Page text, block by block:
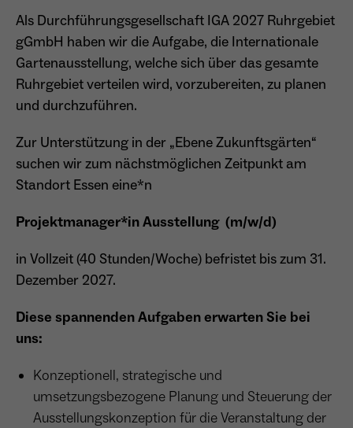
Name be_typo_user
Anbieter TYPO3
Laufzeit Ende der Sitzung
Zweck
Besucher im Typo3-Backend angemeldet ist
und die Rechte besitzt diese zu verwalten.
Anbieter Sgalinski
1 Monat
Domäne.
Laufzeit 30 Minuten
Zweck
Speichert vorübergehend Daten der
aktuellen Sitzung.
Name _pk_ref.*
Name MATOMO_SESSID
Laufzeit Sitzung
Temporäre Session-ID, ohne
Als Durchführungsgesellschaft IGA 2027 Ruhrgebiet
gGmbH haben wir die Aufgabe, die Internationale
Gartenausstellung, welche sich über das gesamte
Ruhrgebiet verteilen wird, vorzubereiten, zu planen
und durchzuführen.
Zur Unterstützung in der „Ebene Zukunftsgärten“
suchen wir zum nächstmöglichen Zeitpunkt am
Standort Essen eine*n
Projektmanager*in Ausstellung (m/w/d)
in Vollzeit (40 Stunden/Woche) befristet bis zum 31.
Dezember 2027.
Diese spannenden Aufgaben erwarten Sie bei
uns:
Konzeptionell, strategische und
umsetzungsbezogene Planung und Steuerung der
Ausstellungskonzeption für die Veranstaltung der